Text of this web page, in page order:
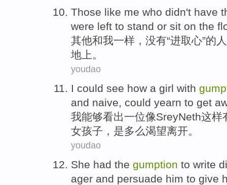
Those like me who didn't have
were left to stand or sit on the
其他和我一样 ， 没有“进取心”的
地上。
youdao
I could see how a girl with
and naive, could yearn to get
我能够看出一位像SreyNeth这样
女孩子 ，是多么渴望离开。
youdao
She had the gumption to write
ager and persuade him to give